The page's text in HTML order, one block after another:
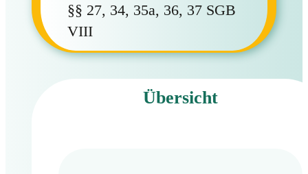
§§ 27, 34, 35a, 36, 37 SGB
VIII
Übersicht